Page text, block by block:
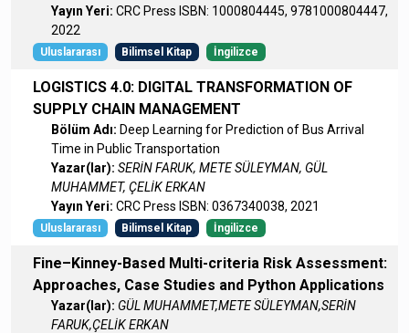
Yayın Yeri: CRC Press ISBN: 1000804445, 9781000804447,
2022
Uluslararası Bilimsel Kitap İngilizce
LOGISTICS 4.0: DIGITAL TRANSFORMATION OF
SUPPLY CHAIN MANAGEMENT
Bölüm Adı: Deep Learning for Prediction of Bus Arrival
Time in Public Transportation
Yazar(lar): SERİN FARUK, METE SÜLEYMAN, GÜL
MUHAMMET, ÇELİK ERKAN
Yayın Yeri: CRC Press ISBN: 0367340038, 2021
Uluslararası Bilimsel Kitap İngilizce
Fine–Kinney-Based Multi-criteria Risk Assessment:
Approaches, Case Studies and Python Applications
Yazar(lar): GÜL MUHAMMET,METE SÜLEYMAN,SERİN
FARUK,ÇELİK ERKAN